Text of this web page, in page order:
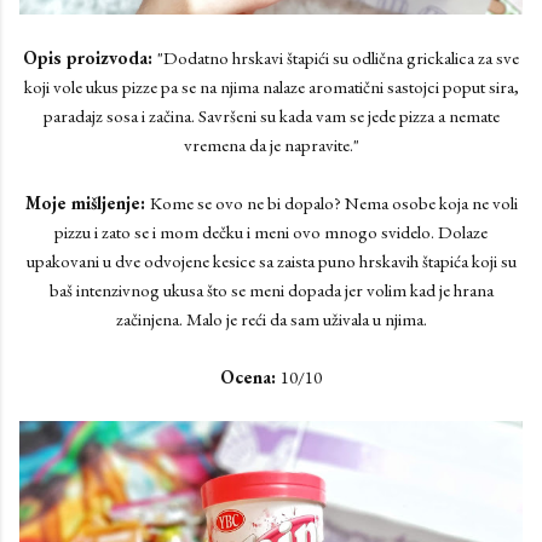
Opis proizvoda: "Dodatno hrskavi štapići su odlična grickalica za sve
koji vole ukus pizze pa se na njima nalaze aromatični sastojci poput sira,
paradajz sosa i začina. Savršeni su kada vam se jede pizza a nemate
vremena da je napravite."
Moje mišljenje: Kome se ovo ne bi dopalo? Nema osobe koja ne voli
pizzu i zato se i mom dečku i meni ovo mnogo svidelo. Dolaze
upakovani u dve odvojene kesice sa zaista puno hrskavih štapića koji su
baš intenzivnog ukusa što se meni dopada jer volim kad je hrana
začinjena. Malo je reći da sam uživala u njima.
Ocena: 10/10